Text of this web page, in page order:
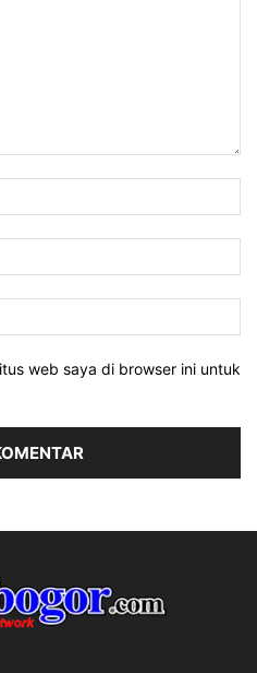
web saya di browser ini untuk